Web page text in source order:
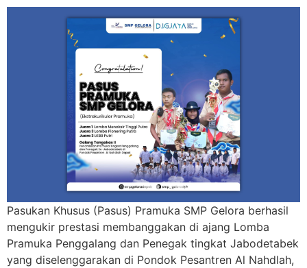
Pasukan Khusus (Pasus) Pramuka SMP Gelora berhasil
mengukir prestasi membanggakan di ajang Lomba
Pramuka Penggalang dan Penegak tingkat Jabodetabek
yang diselenggarakan di Pondok Pesantren Al Nahdlah,